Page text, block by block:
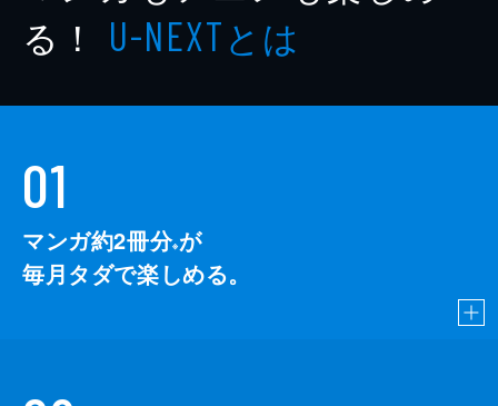
る！ U-NEXTとは
01
マンガ約2冊分※が
毎月タダで楽しめる。